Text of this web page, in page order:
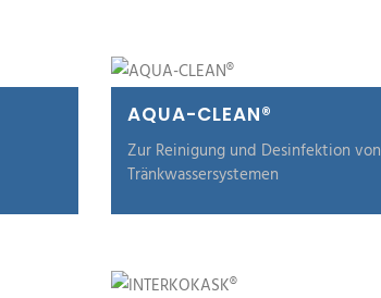
AQUA-CLEAN®
Zur Reinigung und Desinfektion von
Tränkwassersystemen